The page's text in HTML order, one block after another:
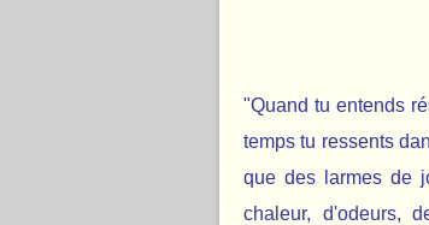
"Quand tu entends
temps tu ressents
que des larmes de
chaleur, d'odeurs,